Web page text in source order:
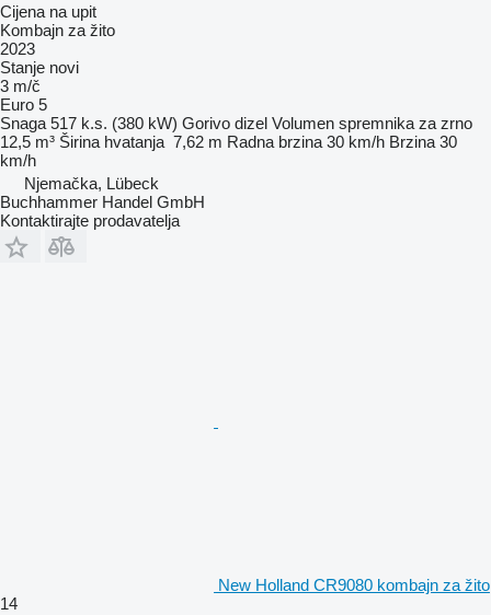
Cijena na upit
Kombajn za žito
2023
Stanje novi
3 m/č
Euro 5
Snaga 517 k.s. (380 kW) Gorivo dizel Volumen spremnika za zrno
12,5 m³ Širina hvatanja 7,62 m Radna brzina 30 km/h Brzina 30
km/h
Njemačka, Lübeck
Buchhammer Handel GmbH
Kontaktirajte prodavatelja
New Holland CR9080 kombajn za žito
14